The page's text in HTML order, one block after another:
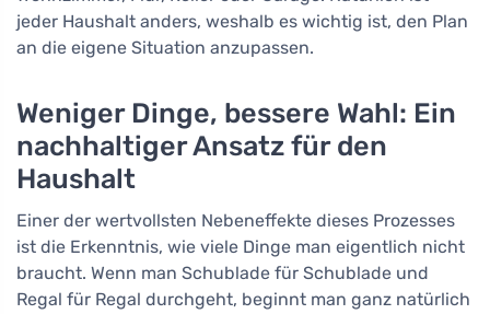
jeder Haushalt anders, weshalb es wichtig ist, den Plan
an die eigene Situation anzupassen.
Weniger Dinge, bessere Wahl: Ein
nachhaltiger Ansatz für den
Haushalt
Einer der wertvollsten Nebeneffekte dieses Prozesses
ist die Erkenntnis, wie viele Dinge man eigentlich nicht
braucht. Wenn man Schublade für Schublade und
Regal für Regal durchgeht, beginnt man ganz natürlich